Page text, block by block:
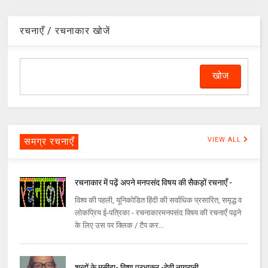
रचनाएँ / रचनाकार खोजें
समग्र रचनाएँ VIEW ALL
रचनाकार में पढ़ें अपने मनपसंद विषय की सैकड़ों रचनाएँ -
विश्व की पहली, यूनिकोडित हिंदी की सर्वाधिक प्रसारित, समृद्ध व
लोकप्रिय ई-पत्रिका - रचनाकारमनपसंद विषय की रचनाएँ पढ़ने
के लिए उस पर क्लिक / टैप कर...